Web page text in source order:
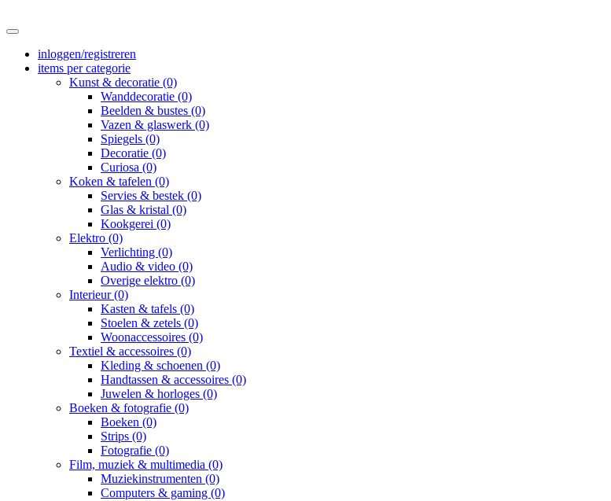
inloggen/registreren
items per categorie
Kunst & decoratie (0)
Wanddecoratie (0)
Beelden & bustes (0)
Vazen & glaswerk (0)
Spiegels (0)
Decoratie (0)
Curiosa (0)
Koken & tafelen (0)
Servies & bestek (0)
Glas & kristal (0)
Kookgerei (0)
Elektro (0)
Verlichting (0)
Audio & video (0)
Overige elektro (0)
Interieur (0)
Kasten & tafels (0)
Stoelen & zetels (0)
Woonaccessoires (0)
Textiel & accessoires (0)
Kleding & schoenen (0)
Handtassen & accessoires (0)
Juwelen & horloges (0)
Boeken & fotografie (0)
Boeken (0)
Strips (0)
Fotografie (0)
Film, muziek & multimedia (0)
Muziekinstrumenten (0)
Computers & gaming (0)